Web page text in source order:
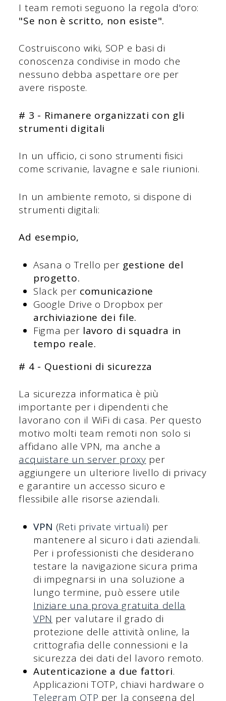
I team remoti seguono la regola d'oro:
"Se non è scritto, non esiste".
Costruiscono wiki, SOP e basi di
conoscenza condivise in modo che
nessuno debba aspettare ore per
avere risposte.
# 3 - Rimanere organizzati con gli
strumenti digitali
In un ufficio, ci sono strumenti fisici
come scrivanie, lavagne e sale riunioni.
In un ambiente remoto, si dispone di
strumenti digitali:
Ad esempio,
Asana o Trello per gestione del
progetto.
Slack per comunicazione
Google Drive o Dropbox per
archiviazione dei file.
Figma per lavoro di squadra in
tempo reale.
# 4 - Questioni di sicurezza
La sicurezza informatica è più
importante per i dipendenti che
lavorano con il WiFi di casa. Per questo
motivo molti team remoti non solo si
affidano alle VPN, ma anche a
acquistare un server proxy per
aggiungere un ulteriore livello di privacy
e garantire un accesso sicuro e
flessibile alle risorse aziendali.
VPN (Reti private virtuali) per
mantenere al sicuro i dati aziendali.
Per i professionisti che desiderano
testare la navigazione sicura prima
di impegnarsi in una soluzione a
lungo termine, può essere utile
Iniziare una prova gratuita della
VPN per valutare il grado di
protezione delle attività online, la
crittografia delle connessioni e la
sicurezza dei dati del lavoro remoto.
Autenticazione a due fattori.
Applicazioni TOTP, chiavi hardware o
Telegram OTP per la consegna del